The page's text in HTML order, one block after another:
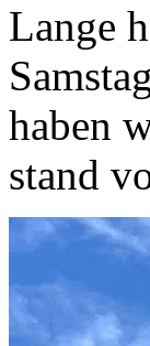
Lange
haben
stand